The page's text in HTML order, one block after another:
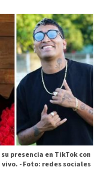
presencia en TikTok con
-Foto: redes sociales